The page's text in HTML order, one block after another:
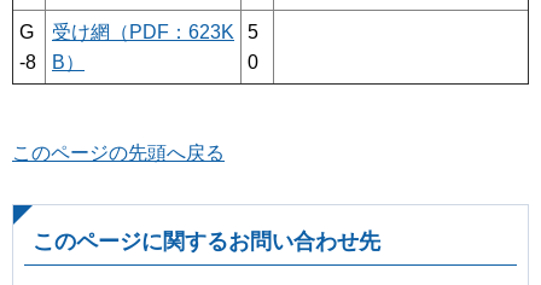
G
-8
受け網（PDF：623K
B）
5
0
このページの先頭へ戻る
このページに関するお問い合わせ先